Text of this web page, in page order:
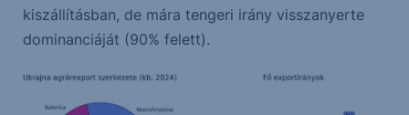
kiszállításban, de mára tengeri irány visszanyerte
dominanciáját (90% felett).